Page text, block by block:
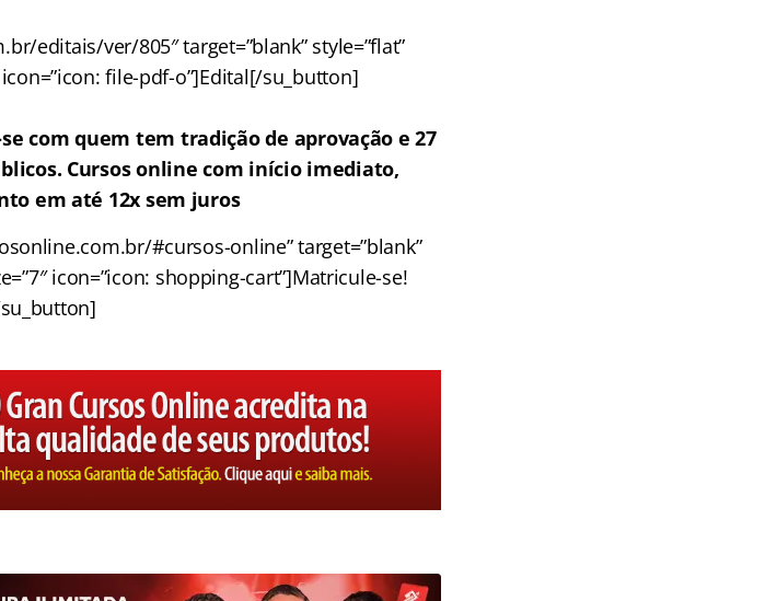
editais/ver/805″ target=”blank” style=”flat”
icon=”icon: file-pdf-o”]Edital[/su_button]
com quem tem tradição de aprovação e 27
Cursos online com início imediato,
em até 12x sem juros
#cursos-online” target=”blank”
icon=”icon: shopping-cart”]Matricule-se!